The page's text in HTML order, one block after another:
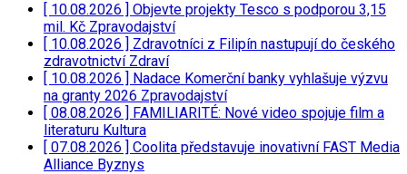
[ 10.08.2026 ] Objevte projekty Tesco s podporou 3,15
mil. Kč Zpravodajství
[ 10.08.2026 ] Zdravotníci z Filipín nastupují do českého
zdravotnictví Zdraví
[ 10.08.2026 ] Nadace Komerční banky vyhlašuje výzvu
na granty 2026 Zpravodajství
[ 08.08.2026 ] FAMILIARITÉ: Nové video spojuje film a
literaturu Kultura
[ 07.08.2026 ] Coolita představuje inovativní FAST Media
Alliance Byznys